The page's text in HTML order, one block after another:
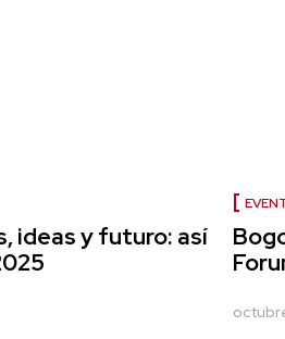
ideas y futuro: así